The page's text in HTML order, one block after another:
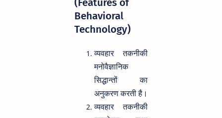
(Features of
Behavioral
Technology)
व्यवहार तकनीकी
मनोवैज्ञानिक
सिद्धान्तों का
अनुकरण करती है।
व्यवहार तकनीकी